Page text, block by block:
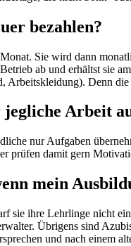
bezahlen?
Sie wird dann
ab und erhältst sie
Arbeitskleidung). Denn
Arbeit
nur Aufgaben
prüfen damit gern
mein
sie ihre Lehrlinge nicht
Übrigens sind
und nach einem